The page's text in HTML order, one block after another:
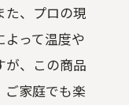
た、プロの現
よって温度や
が、この商品
ご家庭でも楽